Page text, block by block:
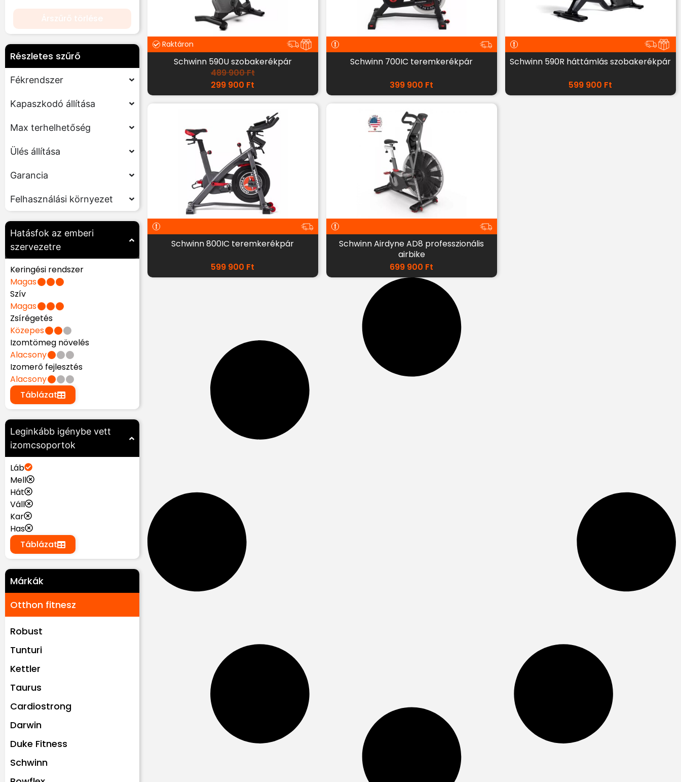
Árszűrő törlése
Részletes szűrő
Fékrendszer
Kapaszkodó állítása
Max terhelhetőség
Ülés állítása
Garancia
Felhasználási környezet
Hatásfok az emberi
szervezetre
Keringési rendszer
Magas
Szív
Magas
Zsírégetés
Közepes
Izomtömeg növelés
Alacsony
Izomerő fejlesztés
Alacsony
Táblázat
Leginkább igénybe vett
izomcsoportok
Láb
Mell
Hát
Váll
Kar
Has
Táblázat
Márkák
Otthon fitnesz
Robust
Tunturi
Kettler
Taurus
Cardiostrong
Darwin
Duke Fitness
Schwinn
Raktáron
Schwinn 590U szobakerékpár
489 900Ft
299 900 Ft
Schwinn 700IC teremkerékpár
399 900 Ft
Schwinn 590R háttámlás szobakerékpár
599 900 Ft
Schwinn 800IC teremkerékpár
599 900 Ft
Schwinn Airdyne AD8 professzionális
airbike
699 900 Ft